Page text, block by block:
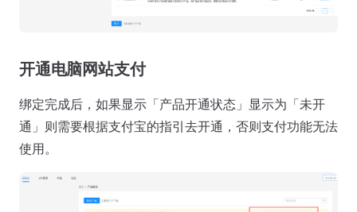
开通电脑网站支付
绑定完成后，如果显示「产品开通状态」显示为「未开
通」则需要根据支付宝的指引去开通，否则支付功能无法
使用。